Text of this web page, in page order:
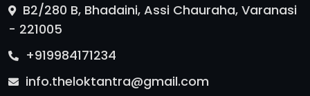
B2/280 B, Bhadaini, Assi Chauraha, Varanasi
- 221005
+919984171234
info.theloktantra@gmail.com